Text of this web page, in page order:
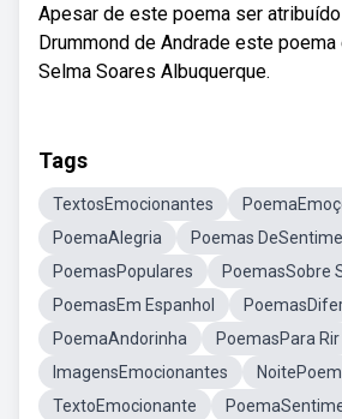
Apesar de este poema ser
Drummond de Andrade este
Selma Soares Albuquerque.
Tags
TextosEmocionantes
PoemaAlegria
Poemas
PoemasPopulares
PoemasSobre
PoemasEm Espanhol
PoemaAndorinha
PoemasPara Rir
ImagensEmocionantes
TextoEmocionante